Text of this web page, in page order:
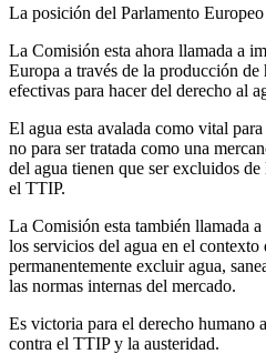
La posición del Parlamento
La Comisión esta ahora llamada a
Europa a través de la producción de
efectivas para hacer del derecho al
El agua esta avalada como vital
no para ser tratada como una
del agua tienen que ser excluidos
el TTIP.
La Comisión esta también llamada
los servicios del agua en el contexto
permanentemente excluir agua,
las normas internas del mercado.
Es victoria para el derecho humano
contra el TTIP y la austeridad.